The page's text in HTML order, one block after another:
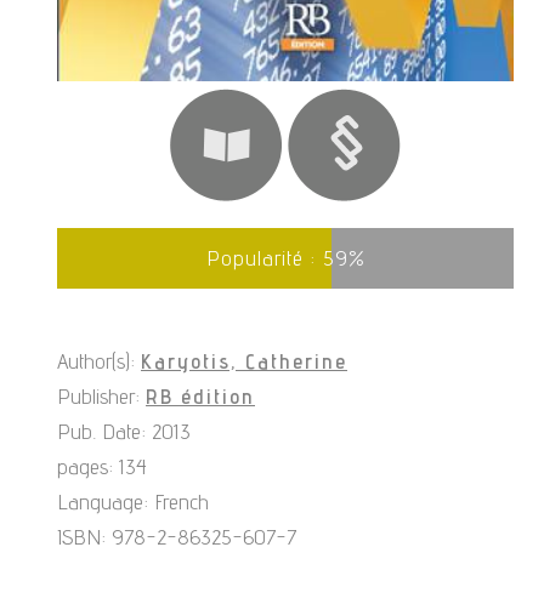
Popularité : 59%
Author(s): Karyotis, Catherine
Publisher: RB édition
Pub. Date: 2013
pages: 134
Language: French
ISBN: 978-2-86325-607-7